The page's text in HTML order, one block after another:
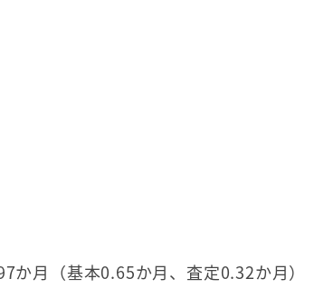
月（基本0.65か月、査定0.32か月）